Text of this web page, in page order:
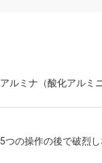
アルミナ（酸化アルミ
5つの操作の後で破烈